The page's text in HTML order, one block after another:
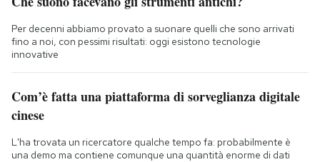
Per decenni abbiamo provato a suonare quelli che sono arrivati
fino a noi, con pessimi risultati: oggi esistono tecnologie
innovative
Com’è fatta una piattaforma di sorveglianza digitale
cinese
L'ha trovata un ricercatore qualche tempo fa: probabilmente è
una demo ma contiene comunque una quantità enorme di dati